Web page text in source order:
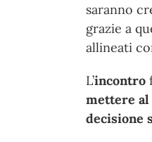
saranno
grazie a
allineati
L’incontro
mettere al
decisione